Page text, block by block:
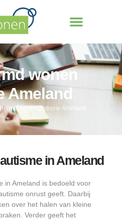
wonen
Ameland
wonen autisme Ameland
in Ameland
in Ameland is bedoeld voor
onrust geeft. Daarbij
over het halen van kleine
Verder geeft het